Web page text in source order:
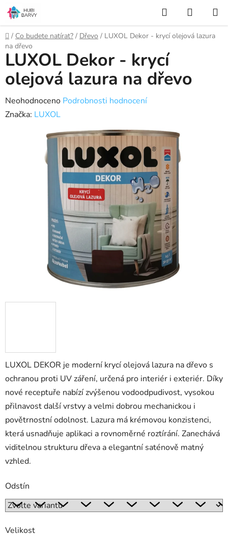
Přejít
na
obsah
Hledat
KOŠÍK
Domů
/ Co budete natírat? / Dřevo / LUXOL Dekor - krycí olejová lazura
na dřevo
LUXOL DEKOR je moderní krycí olejová lazura na dřevo s
ochranou proti UV záření, určená pro interiér i exteriér. Díky
nové receptuře nabízí zvýšenou vodoodpudivost, vysokou
přilnavost další vrstvy a velmi dobrou mechanickou i
povětrnostní odolnost. Lazura má krémovou konzistenci,
která usnadňuje aplikaci a rovnoměrné roztírání. Zanechává
viditelnou strukturu dřeva a elegantní saténově matný
vzhled.
Odstín
Velikost
LUXOL Dekor - krycí
olejová lazura na dřevo
Průměrné
hodnocení
Neohodnoceno Podrobnosti hodnocení
Značka: LUXOL